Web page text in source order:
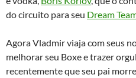
do circuito para seu Dream
Agora Vladmir viaja com seus
melhorar seu Boxe e trazer
recentemente que seu pai